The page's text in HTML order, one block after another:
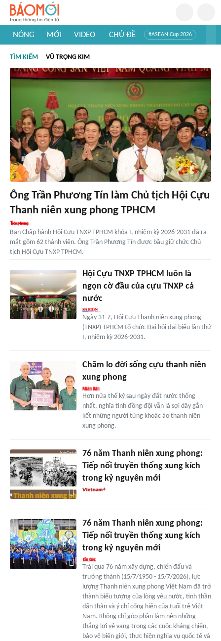
NÓNG MỚI VIDEO CHỦ ĐỀ #ASEAN Cup 2026
#Khám phá thế giới
TÌM KIẾM VŨ TRỌNG KIM
Ông Trần Phương Tín làm Chủ tịch Hội Cựu
Thanh niên xung phong TPHCM
Ban Chấp hành Hội Cựu TNXP TPHCM khóa I, nhiệm kỳ 2026-2031 đã ra
mắt gồm 62 thành viên. Ông Trần Phương Tín được bầu giữ chức Chủ
tịch Hội Cựu TNXP TPHCM.
Hội Cựu TNXP TPHCM luôn là
ngọn cờ đầu của cựu TNXP cả
nước
Ngày 31-7, Hội Cựu Thanh niên xung phong
(TNXP) TPHCM tổ chức Đại hội đại biểu lần thứ
I, nhiệm kỳ 2026-2031.
Chăm lo đời sống cựu thanh niên
xung phong
Hơn nửa thế kỷ sau ngày đất nước thống
nhất, nghĩa tình đồng đội vẫn là sợi dây gắn
kết những người từng khoác áo thanh niên
xung phong.
76 năm Thanh niên xung phong:
Tiếp nối truyền thống xung kích
trong kỷ nguyên mới
76 năm Thanh niên xung phong:
Tiếp nối truyền thống xung kích
trong kỷ nguyên mới
Trải qua 76 năm xây dựng, chiến đấu và
trưởng thành (15/7/1950 - 15/7/2026), lực
lượng Thanh niên xung phong Việt Nam đã trở
thành biểu tượng của lòng yêu nước, tinh thần
dấn thân và ý chí cống hiến của tuổi trẻ Việt
Nam. Không chỉ góp phần làm nên những
thắng lợi vẻ vang trong các cuộc kháng chiến,
bảo vệ biên giới, thực hiện nghĩa vụ quốc tế và